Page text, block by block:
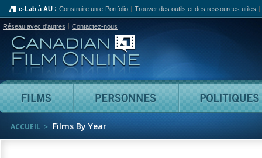
e-Lab à AU Construire un e-Portfolio Trouver des outils et des ressources utiles
Réseau avec d'autres Contactez-nous
Canadian Film Online
Films Personnes
ACCUEIL Films By Year